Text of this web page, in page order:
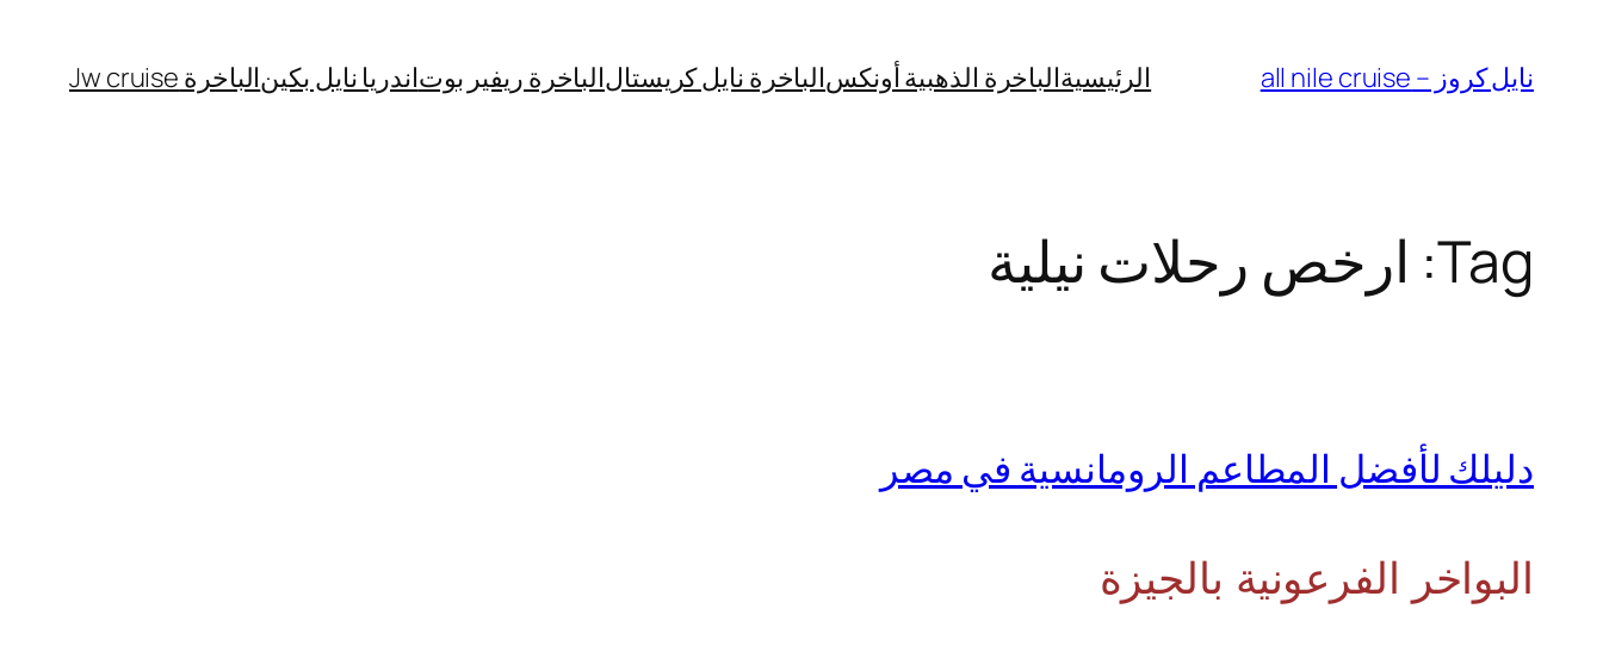
content
نايل كروز – all nile cruise الرئيسيةالباخرة الذهبية أونكسالباخرة نايل كريستالالباخرة ريفير بوتاندريا نايل بكينالباخرة Jw cruise
Tag: ارخص رحلات نيلية
دليلك لأفضل المطاعم الرومانسية في مصر
البواخر الفرعونية بالجيزة